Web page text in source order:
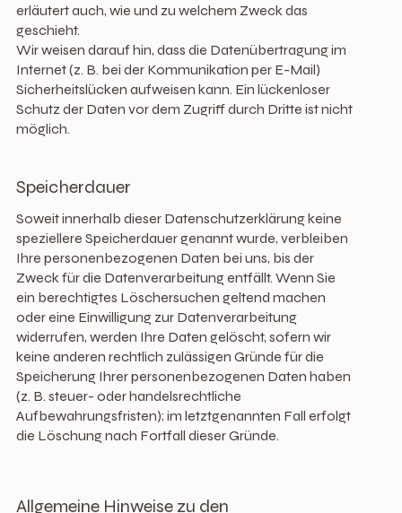
erläutert auch, wie und zu welchem Zweck das
geschieht.
Wir weisen darauf hin, dass die Datenübertragung im
Internet (z. B. bei der Kommunikation per E-Mail)
Sicherheitslücken aufweisen kann. Ein lückenloser
Schutz der Daten vor dem Zugriff durch Dritte ist nicht
möglich.
Speicherdauer
Soweit innerhalb dieser Datenschutzerklärung keine
speziellere Speicherdauer genannt wurde, verbleiben
Ihre personenbezogenen Daten bei uns, bis der
Zweck für die Datenverarbeitung entfällt. Wenn Sie
ein berechtigtes Löschersuchen geltend machen
oder eine Einwilligung zur Datenverarbeitung
widerrufen, werden Ihre Daten gelöscht, sofern wir
keine anderen rechtlich zulässigen Gründe für die
Speicherung Ihrer personenbezogenen Daten haben
(z. B. steuer- oder handelsrechtliche
Aufbewahrungsfristen); im letztgenannten Fall erfolgt
die Löschung nach Fortfall dieser Gründe.
Allgemeine Hinweise zu den